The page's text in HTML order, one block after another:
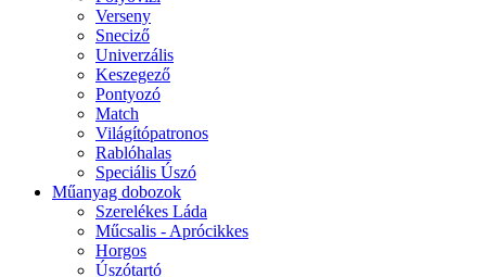
Verseny
Sneciző
Univerzális
Keszegező
Pontyozó
Match
Világítópatronos
Rablóhalas
Speciális Úszó
Műanyag dobozok
Szerelékes Láda
Műcsalis - Aprócikkes
Horgos
Úszótartó